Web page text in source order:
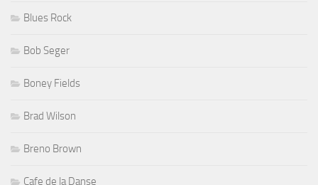
Blues Rock
Bob Seger
Boney Fields
Brad Wilson
Breno Brown
Cafe de la Danse